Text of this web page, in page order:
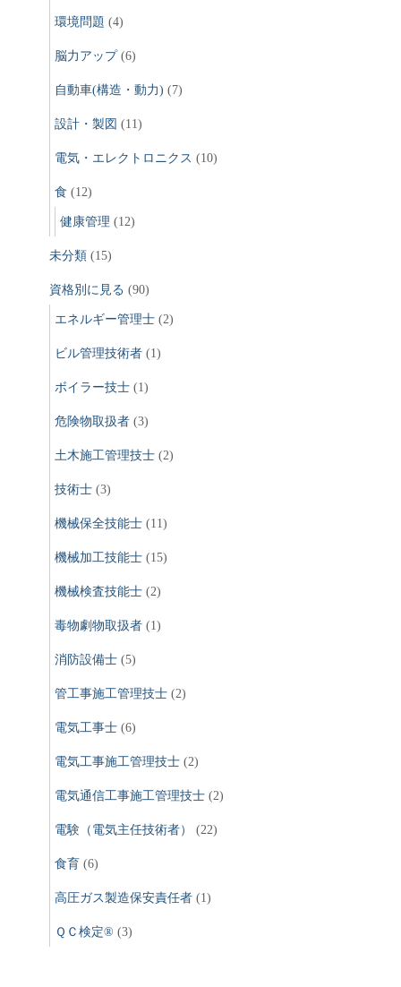
環境問題 (4)
脳力アップ(6)
自動車(構造・動力) (7)
設計・製図 (11)
電気・エレクトロニクス (10)
食 (12)
健康管理 (12)
未分類 (15)
資格別に見る (90)
エネルギー管理士 (2)
ビル管理技術者 (1)
ボイラー技士 (1)
危険物取扱者 (3)
土木施工管理技士 (2)
技術士 (3)
機械保全技能士 (11)
機械加工技能士 (15)
機械検査技能士 (2)
毒物劇物取扱者 (1)
消防設備士 (5)
管工事施工管理技士 (2)
電気工事士 (6)
電気工事施工管理技士 (2)
電気通信工事施工管理技士 (2)
電験（電気主任技術者） (22)
食育 (6)
高圧ガス製造保安責任者 (1)
ＱＣ検定® (3)